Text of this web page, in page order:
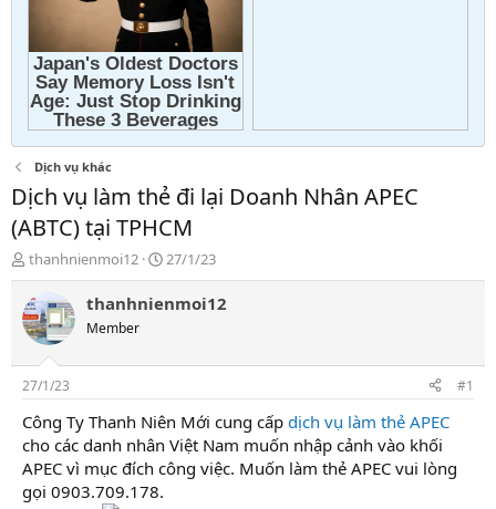
Dịch vụ khác
Dịch vụ làm thẻ đi lại Doanh Nhân APEC
(ABTC) tại TPHCM
T
h
r
e
a
s
t
a
r
t
e
r
thanhnienmoi12
N
g
à
27/1/23
thanhnienmoi12
Member
27/1/23 #1
Công Ty Thanh Niên Mới cung cấp dịch vụ làm thẻ APEC
cho các danh nhân Việt Nam muốn nhập cảnh vào khối
APEC vì mục đích công việc. Muốn làm thẻ APEC vui lòng
gọi 0903.709.178.